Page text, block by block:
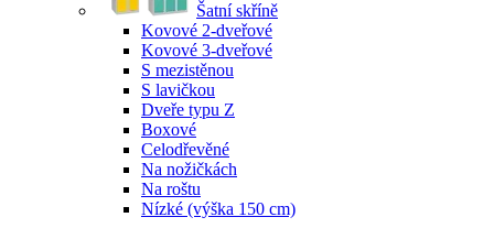
Šatní skříně
Kovové 2-dveřové
Kovové 3-dveřové
S mezistěnou
S lavičkou
Dveře typu Z
Boxové
Celodřevěné
Na nožičkách
Na roštu
Nízké (výška 150 cm)